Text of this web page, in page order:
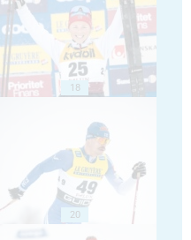
18
20